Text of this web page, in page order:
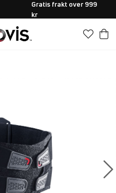
Gratis frakt over 999
kr